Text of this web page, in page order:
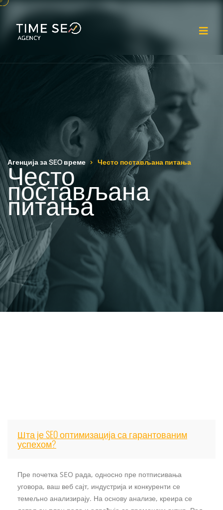
Агенција за SEO време Често постављана питања
Често
постављана
питања
Шта је SEO оптимизација са гарантованим
успехом?
Пре почетка SEO рада, односно пре потписивања
уговора, ваш веб сајт, индустрија и конкуренти се
темељно анализирају. На основу анализе, креира се